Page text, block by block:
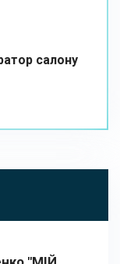
салону